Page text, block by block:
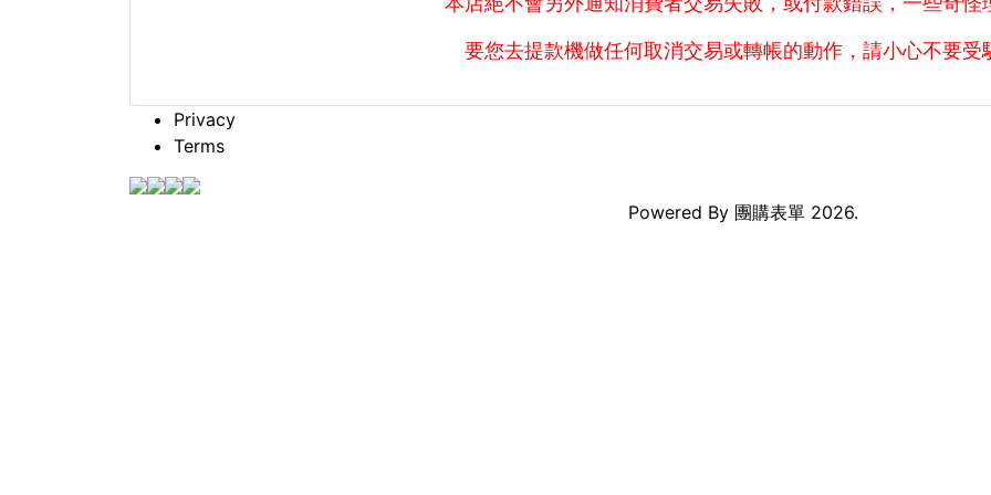
要您去提款機做任何取消交易或轉帳的動作，請小心不要受
Privacy
Terms
Powered By 團購表單 2026.